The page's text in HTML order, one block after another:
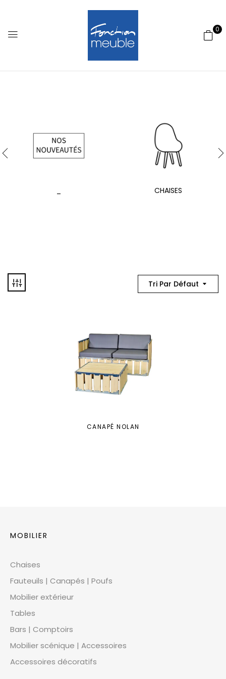
0
CHAISES
Tri Par Défaut
CANAPÉ NOLAN
MOBILIER
Chaises
Fauteuils | Canapés | Poufs
Mobilier extérieur
Tables
Bars | Comptoirs
Mobilier scénique | Accessoires
Accessoires décoratifs